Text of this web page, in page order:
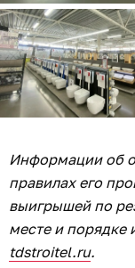
Информации об
правилах его
выигрышей по
месте и порядке
tdstroitel.ru.